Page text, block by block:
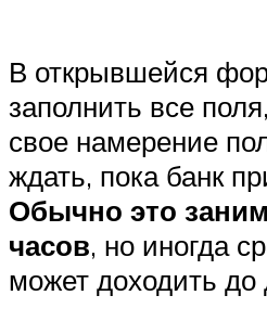
В открывшейся
заполнить все
свое намерение
ждать, пока банк
Обычно это
часов, но иногда
может доходить до